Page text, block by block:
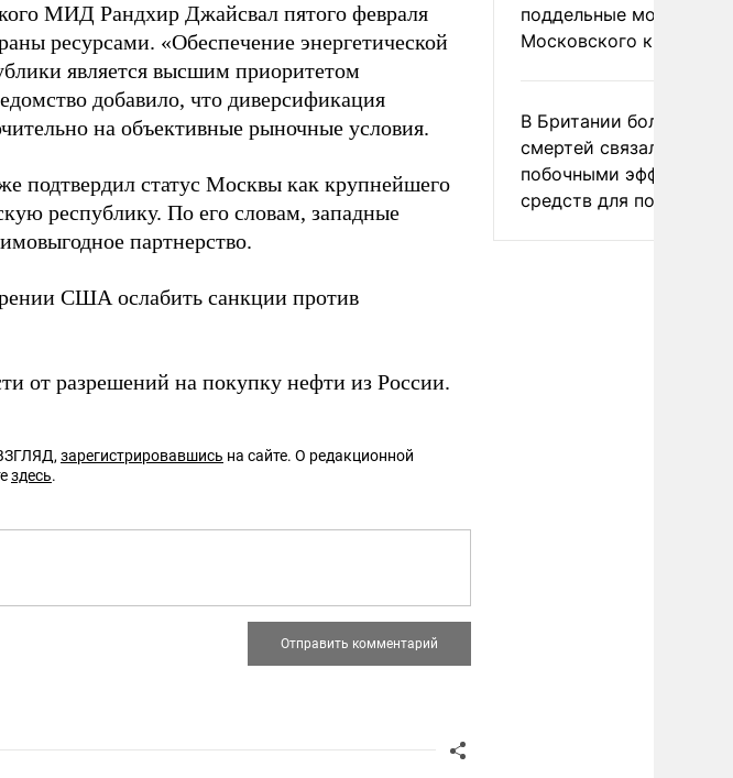
МИД Рандхир Джайсвал пятого февраля
ресурсами. «Обеспечение энергетической
является высшим приоритетом
добавило, что диверсификация
на объективные рыночные условия.
подтвердил статус Москвы как крупнейшего
республику. По его словам, западные
партнерство.
США ослабить санкции против
от разрешений на покупку нефти из России.
зарегистрировавшись на сайте. О редакционной
здесь.
поддельные монеты
Московского
В Британии более ста
смертей связали с
побочными эффектами
средств для похудения